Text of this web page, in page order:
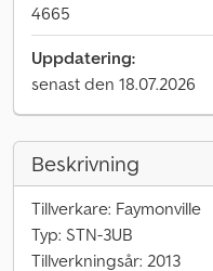
4665
Uppdatering:
senast den 18.07.2026
Beskrivning
Tillverkare: Faymonville
Typ: STN-3UB
Tillverkningsår: 2013